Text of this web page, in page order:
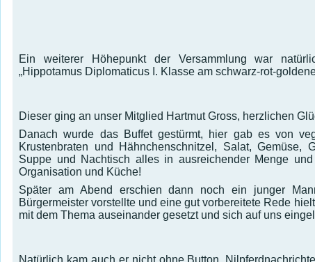
Ein weiterer Höhepunkt der Versammlung war
„Hippotamus Diplomaticus I. Klasse am schwarz-rot-
Dieser ging an unser Mitglied Hartmut Gross, herzlichen
Danach wurde das Buffet gestürmt, hier gab es von
Krustenbraten und Hähnchenschnitzel, Salat,
Suppe und Nachtisch alles in ausreichender Menge
Organisation und Küche!
Später am Abend erschien dann noch ein junger
Bürgermeister vorstellte und eine gut vorbereitete Rede
mit dem Thema auseinander gesetzt und sich auf uns
Natürlich kam auch er nicht ohne Button,